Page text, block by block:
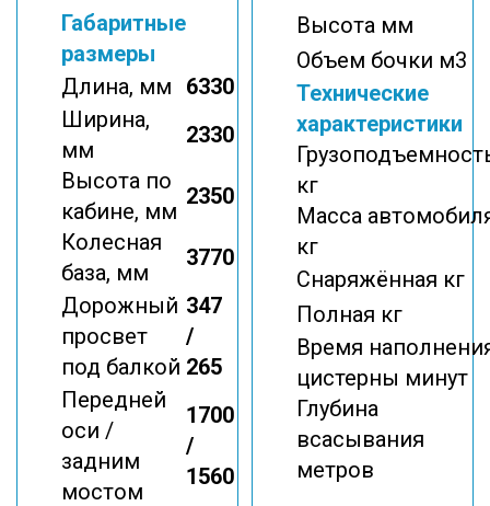
Габаритные
размеры
Длина, мм
6330
Ширина,
мм
2330
Высота по
кабине, мм
2350
Колесная
база, мм
3770
Дорожный
просвет
под балкой
347
/
265
Передней
оси /
задним
мостом
1700
/
1560
Высота мм
Объем бочки м3
Технические
характеристики
кг
Масса
кг
Снаряжённая кг
Полная кг
Время
цистерны минут
Глубина
всасывания
метров